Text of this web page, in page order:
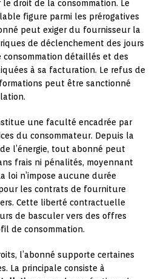
droit de la consommation. Le
figure parmi les prérogatives
peut exiger du fournisseur la
de déclenchement des jours
consommation détaillés et des
à sa facturation. Le refus de
peut être sanctionné
une faculté encadrée par
du consommateur. Depuis la
l’énergie, tout abonné peut
frais ni pénalités, moyennant
loi n’impose aucune durée
les contrats de fourniture
Cette liberté contractuelle
de basculer vers des offres
de consommation.
l’abonné supporte certaines
La principale consiste à